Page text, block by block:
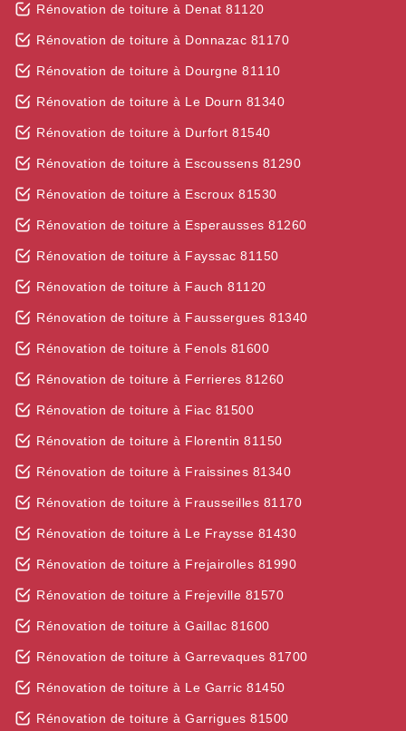
Rénovation de toiture à Denat 81120
Rénovation de toiture à Donnazac 81170
Rénovation de toiture à Dourgne 81110
Rénovation de toiture à Le Dourn 81340
Rénovation de toiture à Durfort 81540
Rénovation de toiture à Escoussens 81290
Rénovation de toiture à Escroux 81530
Rénovation de toiture à Esperausses 81260
Rénovation de toiture à Fayssac 81150
Rénovation de toiture à Fauch 81120
Rénovation de toiture à Faussergues 81340
Rénovation de toiture à Fenols 81600
Rénovation de toiture à Ferrieres 81260
Rénovation de toiture à Fiac 81500
Rénovation de toiture à Florentin 81150
Rénovation de toiture à Fraissines 81340
Rénovation de toiture à Frausseilles 81170
Rénovation de toiture à Le Fraysse 81430
Rénovation de toiture à Frejairolles 81990
Rénovation de toiture à Frejeville 81570
Rénovation de toiture à Gaillac 81600
Rénovation de toiture à Garrevaques 81700
Rénovation de toiture à Le Garric 81450
Rénovation de toiture à Garrigues 81500